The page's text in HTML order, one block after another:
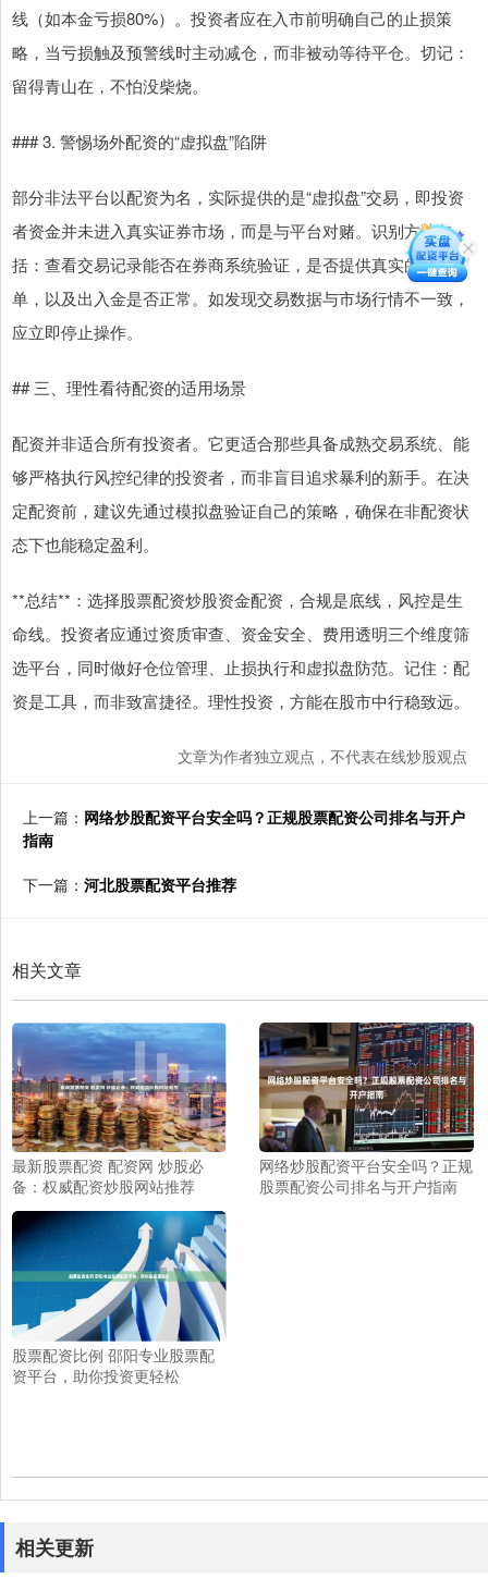
线（如本金亏损80%）。投资者应在入市前明确自己的止损策
略，当亏损触及预警线时主动减仓，而非被动等待平仓。切记：
留得青山在，不怕没柴烧。
### 3. 警惕场外配资的“虚拟盘”陷阱
部分非法平台以配资为名，实际提供的是“虚拟盘”交易，即投资
者资金并未进入真实证券市场，而是与平台对赌。识别方法包
括：查看交易记录能否在券商系统验证，是否提供真实的交割
单，以及出入金是否正常。如发现交易数据与市场行情不一致，
应立即停止操作。
## 三、理性看待配资的适用场景
配资并非适合所有投资者。它更适合那些具备成熟交易系统、能
够严格执行风控纪律的投资者，而非盲目追求暴利的新手。在决
定配资前，建议先通过模拟盘验证自己的策略，确保在非配资状
态下也能稳定盈利。
**总结**：选择股票配资炒股资金配资，合规是底线，风控是生
命线。投资者应通过资质审查、资金安全、费用透明三个维度筛
选平台，同时做好仓位管理、止损执行和虚拟盘防范。记住：配
资是工具，而非致富捷径。理性投资，方能在股市中行稳致远。
文章为作者独立观点，不代表在线炒股观点
上一篇： 网络炒股配资平台安全吗？正规股票配资公司排名与开户
指南
下一篇： 河北股票配资平台推荐
相关文章
最新股票配资 配资网 炒股必
备：权威配资炒股网站推荐
网络炒股配资平台安全吗？正规
股票配资公司排名与开户指南
股票配资比例 邵阳专业股票配
资平台，助你投资更轻松
相关更新